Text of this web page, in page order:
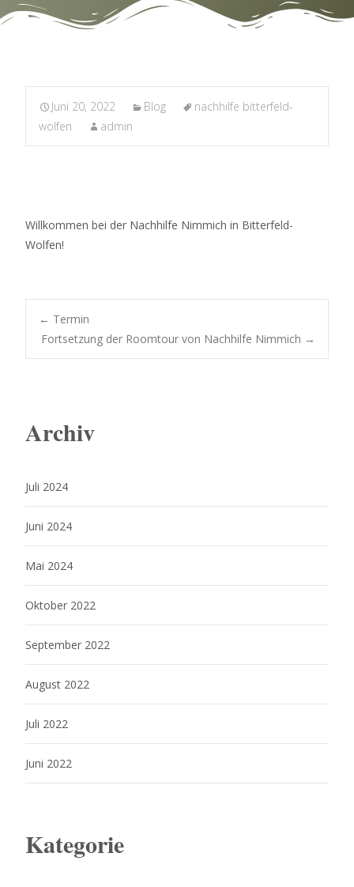
Juni 20, 2022 Blog
nachhilfe bitterfeld-
wolfen
admin
Willkommen bei der Nachhilfe Nimmich in Bitterfeld-
Wolfen!
Post
← Termin
Fortsetzung der Roomtour von Nachhilfe Nimmich →
Archiv
Juli 2024
Juni 2024
Mai 2024
Oktober 2022
September 2022
August 2022
Juli 2022
Juni 2022
Kategorie